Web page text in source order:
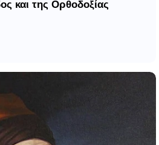
Ελευθερίας της Ελλάδος και της Ορθοδοξίας